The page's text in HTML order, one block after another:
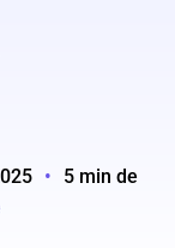
•
5 min de